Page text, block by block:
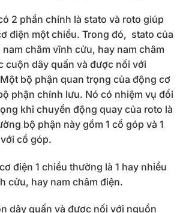
2 phần chính là stato và roto giúp
điện một chiều. Trong đó, stato của
châm vĩnh cửu, hay nam châm
cuộn dây quấn và được nối với
bộ phận quan trọng của động cơ
phận chính lưu. Nó có nhiệm vụ đổi
khi chuyển động quay của roto là
bộ phận này gồm 1 cổ góp và 1
cổ góp.
điện 1 chiều thường là 1 hay nhiều
cửu, hay nam châm điện.
dây quấn và được nối với nguồn